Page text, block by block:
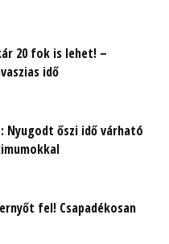
20 fok is lehet! –
idő
Nyugodt őszi idő várható
fel! Csapadékosan